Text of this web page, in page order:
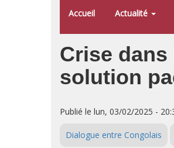
Accueil Actualité
Crise dans
solution
Publié le lun, 03/02/2025 -
Dialogue entre Congolais